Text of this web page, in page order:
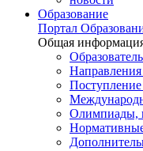
Образование
Портал
Общая
Олимпиады,